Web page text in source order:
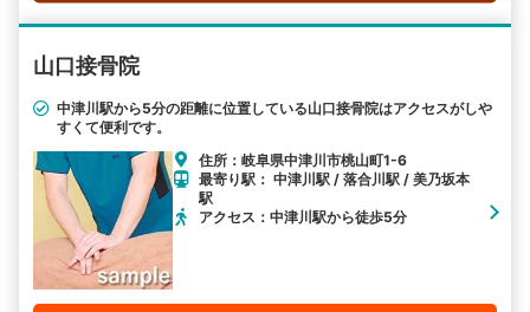
山口接骨院
中津川駅から5分の距離に位置している山口接骨院はアクセスがしや
すくて便利です。
住所：岐阜県中津川市桃山町1-6
最寄り駅： 中津川駅 / 落合川駅 / 美乃坂本
駅
アクセス：中津川駅から徒歩5分